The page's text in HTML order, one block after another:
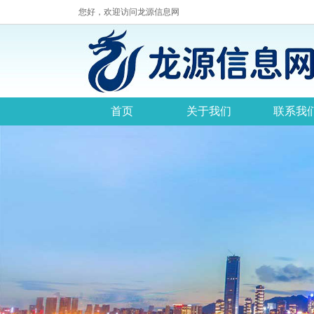
您好，欢迎访问龙源信息网
首页 关于我们 联系我